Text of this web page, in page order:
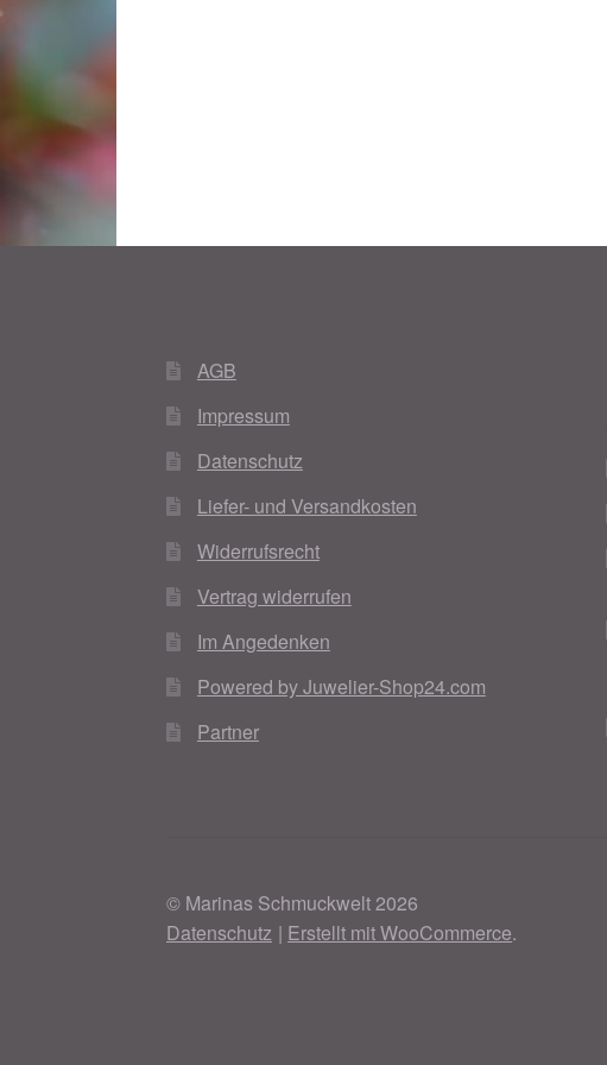
AGB
Impressum
Datenschutz
Liefer- und Versandkosten
Widerrufsrecht
Vertrag widerrufen
Im Angedenken
Powered by Juwelier-Shop24.com
Partner
© Marinas Schmuckwelt 2026
Datenschutz
Erstellt mit WooCommerce.